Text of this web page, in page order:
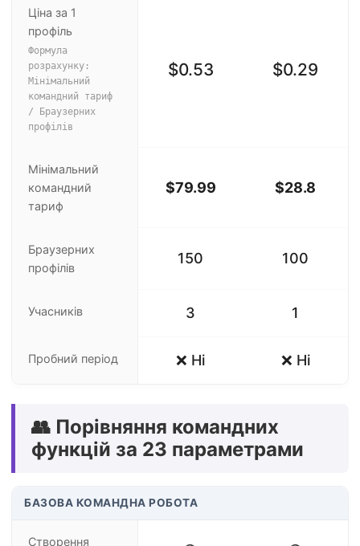
Ціна за 1
профіль
Формула
розрахунку:
Мінімальний
командний тариф
/ Браузерних
профілів
$0.53 $0.29
Мінімальний
командний
тариф
$79.99 $28.8
Браузерних
профілів
150 100
Учасників 3 1
Пробний період ❌ Ні ❌ Ні
👥 Порівняння командних
функцій за 23 параметрами
БАЗОВА КОМАНДНА РОБОТА
Створення